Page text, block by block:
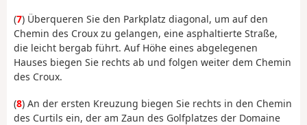
(7) Überqueren Sie den Parkplatz diagonal, um auf den
Chemin des Croux zu gelangen, eine asphaltierte Straße,
die leicht bergab führt. Auf Höhe eines abgelegenen
Hauses biegen Sie rechts ab und folgen weiter dem Chemin
des Croux.
(8) An der ersten Kreuzung biegen Sie rechts in den Chemin
des Curtils ein, der am Zaun des Golfplatzes der Domaine